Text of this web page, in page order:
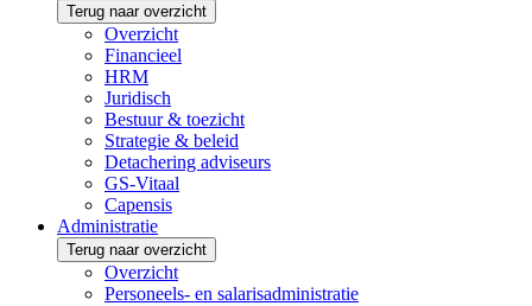
Terug naar overzicht
Overzicht
Financieel
HRM
Juridisch
Bestuur & toezicht
Strategie & beleid
Detachering adviseurs
GS-Vitaal
Capensis
Administratie
Terug naar overzicht
Overzicht
Personeels- en salarisadministratie